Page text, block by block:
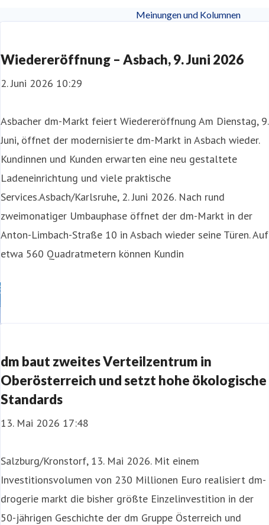
Meinungen und Kolumnen
Wiedereröffnung – Asbach, 9. Juni 2026
2. Juni 2026 10:29
Asbacher dm-Markt feiert Wiedereröffnung Am Dienstag, 9.
Juni, öffnet der modernisierte dm-Markt in Asbach wieder.
Kundinnen und Kunden erwarten eine neu gestaltete
Ladeneinrichtung und viele praktische
Services.Asbach/Karlsruhe, 2. Juni 2026. Nach rund
zweimonatiger Umbauphase öffnet der dm-Markt in der
Anton-Limbach-Straße 10 in Asbach wieder seine Türen. Auf
etwa 560 Quadratmetern können Kundin
dm baut zweites Verteilzentrum in
Oberösterreich und setzt hohe ökologische
Standards
13. Mai 2026 17:48
Salzburg/Kronstorf, 13. Mai 2026. Mit einem
Investitionsvolumen von 230 Millionen Euro realisiert dm-
drogerie markt die bisher größte Einzelinvestition in der
50-jährigen Geschichte der dm Gruppe Österreich und